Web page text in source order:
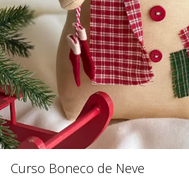
Curso Boneco de Neve